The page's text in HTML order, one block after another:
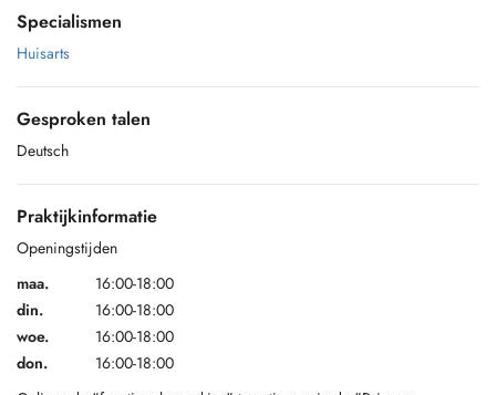
Specialismen
Huisarts
Gesproken talen
Deutsch
Praktijkinformatie
Openingstijden
maa.
16:00-18:00
din.
16:00-18:00
woe.
16:00-18:00
don.
16:00-18:00